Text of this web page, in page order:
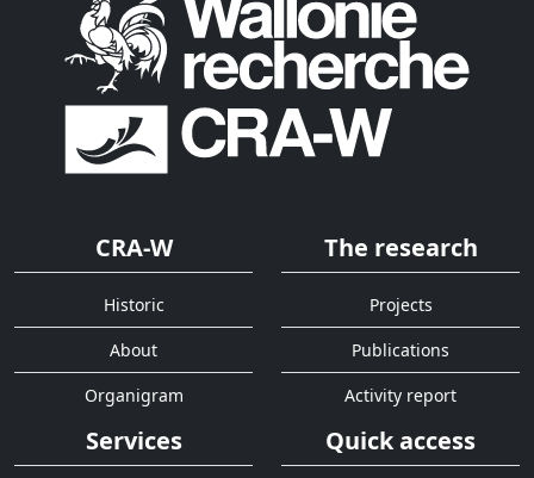
CRA-W
Historic
About
Organigram
The research
Projects
Publications
Activity report
Services Quick access